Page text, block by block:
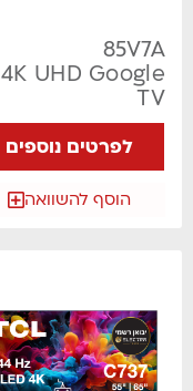
85V7A
4K UHD Google
TV
לפרטים נוספים
הוסף להשוואה